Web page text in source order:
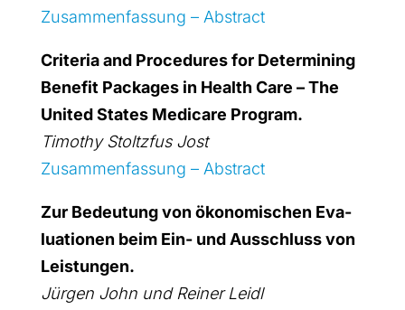
Zusam­men­fas­sung – Abs­tract
Cri­te­ria and Pro­ce­du­res for Deter­mi­ning
Bene­fit Packa­ges in Health Care – The
United Sta­tes Medi­ca­re Pro­gram.
Timo­thy Stoltz­fus Jost
Zusam­men­fas­sung – Abs­tract
Zur Bedeu­tung von öko­no­mi­schen Eva­
lua­tio­nen beim Ein- und Aus­schluss von
Leis­tun­gen.
Jür­gen John und Rei­ner Leidl